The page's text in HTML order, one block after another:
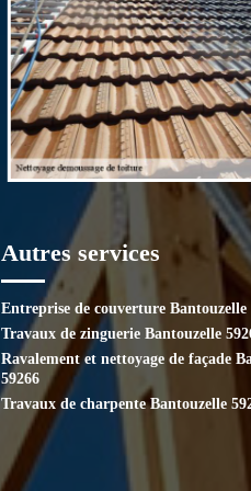
Autres services
Entreprise de couverture Bantouzelle
Travaux de zinguerie Bantouzelle
Ravalement et nettoyage de façade
59266
Travaux de charpente Bantouzelle